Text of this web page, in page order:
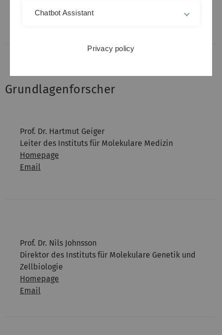
Homepage
Grundlagenforscher
Prof. Dr. Hartmut Geiger
Leiter des Instituts für Molekulare Medizin
Homepage
Email
Prof. Dr. Nils Johnsson
Direktor des Instituts für Molekulare Genetik und
Zellbiologie
Homepage
Email
Chatbot Assistant
Privacy policy